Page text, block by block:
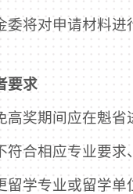
委将对申请材料
要求
高奖期间应在魁省
符合相应专业要
留学专业或留学